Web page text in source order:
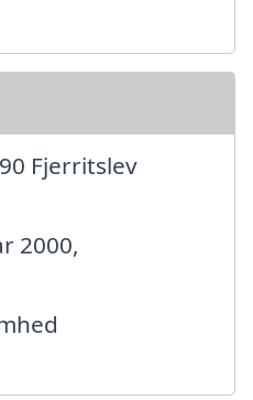
Fjerritslev
2000,